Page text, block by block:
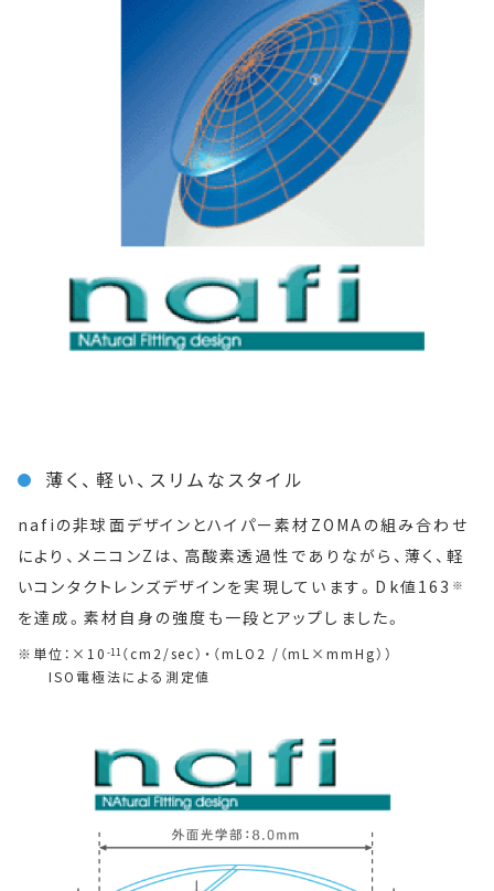
薄く、軽い、スリムなスタイル
nafiの非球面デザインとハイパー素材ZOMAの組み合わせ
により、メニコンZは、高酸素透過性でありながら、薄く、軽
いコンタクトレンズデザインを実現しています。Dk値163 ※
を達成。素材自身の強度も一段とアップしました。
単位：×10 -11 （cm2/sec）・（mLO2 /（mL×mmHg））
ISO電極法による測定値